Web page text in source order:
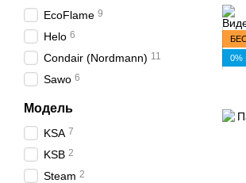
0%
EcoFlame 9
Helo 6
Condair (Nordmann) 11
Sawo 6
Модель
KSA 7
KSB 2
Steam 2